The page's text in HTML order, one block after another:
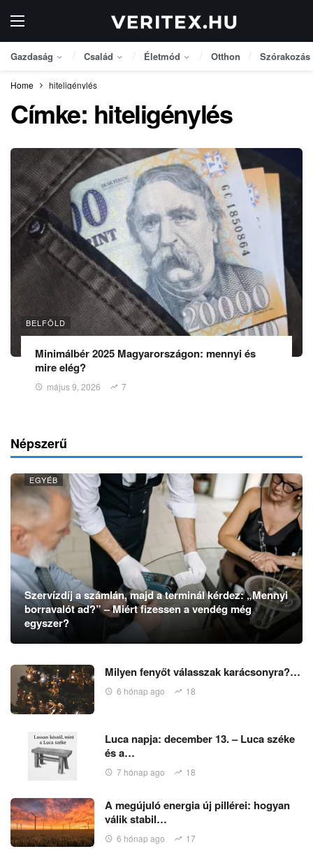
Gazdaság Család Életmód Otthon Szórakozás
Home hiteligénylés
Címke: hiteligénylés
BELFÖLD
Minimálbér 2025 Magyarországon: mennyi és
mire elég?
május 9, 2026 7
Népszerű
EGYÉB
Szervízdíj a számlán, majd a terminál kérdez: „Mennyi
borravalót ad?” – Miért fizessen a vendég még
egyszer?
Milyen fenyőt válasszak karácsonyra?…
6 hónap ago 18
Luca napja: december 13. – Luca széke
és a…
7 hónap ago 18
A megújuló energia új pillérei: hogyan
válik stabil…
6 hónap ago 17